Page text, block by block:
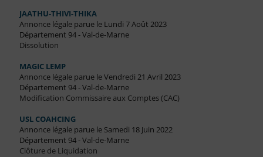
JAATHU-THIVI-THIKA
Annonce légale parue le Lundi 7 Août 2023
Département 94 - Val-de-Marne
Dissolution
MAGIC LEMP
Annonce légale parue le Vendredi 21 Avril 2023
Département 94 - Val-de-Marne
Modification Commissaire aux Comptes (CAC)
USL COAHCING
Annonce légale parue le Samedi 18 Juin 2022
Département 94 - Val-de-Marne
Clôture de Liquidation